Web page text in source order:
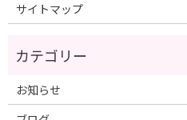
サイトマップ
お知らせ